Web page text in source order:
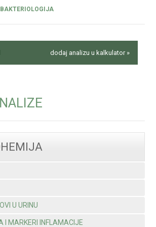
dodaj analizu u kalkulator »
U URINU
I MARKERI INFLAMACIJE